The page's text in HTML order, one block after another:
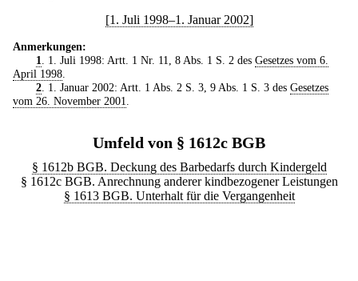
[1. Juli 1998–1. Januar 2002]
Anmerkungen:
1
. 1. Juli 1998: Artt. 1 Nr. 11, 8 Abs. 1 S. 2 des Gesetzes vom 6.
April 1998
2. 1. Januar 2002: Artt. 1 Abs. 2 S. 3, 9 Abs. 1 S. 3 des Gesetzes
vom 26. November 2001
Umfeld von § 1612c BGB
§ 1612b BGB. Deckung des Barbedarfs durch Kindergeld
§ 1612c BGB. Anrechnung anderer kindbezogener Leistungen
§ 1613 BGB. Unterhalt für die Vergangenheit